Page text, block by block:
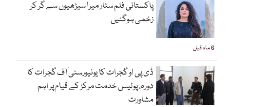
6 ماہ قبل
پاکستانی فلم سٹار میرا سیڑھیوں سے گر کر
زخمی ہوگئیں
ڈی پی او گجرات کا یونیورسٹی آف گجرات کا
دورہ، پولیس خدمت مرکز کے قیام پر اہم
مشاورت